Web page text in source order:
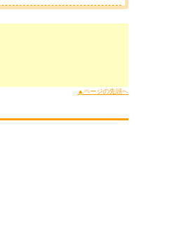
▲ページの先頭へ